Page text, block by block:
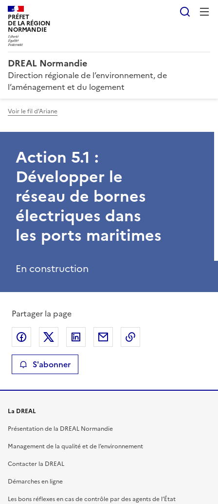
PRÉFET
DE LA RÉGION
NORMANDIE
DREAL Normandie
Direction régionale de l’environnement, de
l’aménagement et du logement
Voir le fil d'Ariane
Action 5.1 :
Développer le
réseau de bornes
électriques dans
les ports maritimes
En construction
Partager la page
Partager sur Facebook
Partager sur XPartager sur LinkedIn
Partager par email
S'abonner
La DREAL
Présentation de la DREAL Normandie
Management de la qualité et de l’environnement
Contacter la DREAL
Démarches en ligne
Les bons réflexes en cas de contrôle par des agents de l’État